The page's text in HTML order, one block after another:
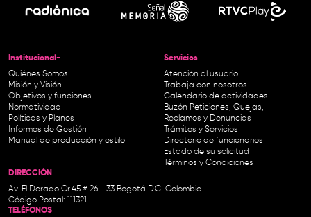
Institucional-
Quiénes Somos
Misión y Visión
Objetivos y funciones
Normatividad
Políticas y Planes
Informes de Gestión
Manual de producción y estilo
Servicios
Atención al usuario
Trabaja con nosotros
Calendario de actividades
Buzón Peticiones, Quejas,
Reclamos y Denuncias
Trámites y Servicios
Directorio de funcionarios
Estado de su solicitud
Términos y Condiciones
DIRECCIÓN
Av. El Dorado Cr.45 # 26 - 33 Bogotá D.C. Colombia.
Código Postal: 111321
TELÉFONOS